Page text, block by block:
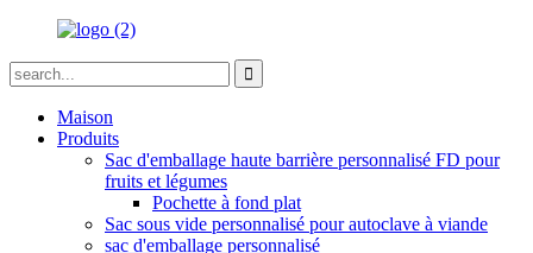
Maison
Produits
Sac d'emballage haute barrière personnalisé FD pour
fruits et légumes
Pochette à fond plat
Sac sous vide personnalisé pour autoclave à viande
sac d'emballage personnalisé